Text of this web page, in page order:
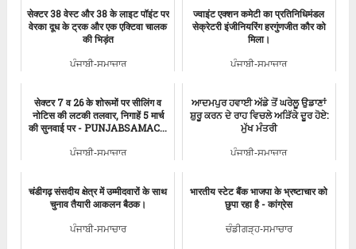
सेक्टर 38 वेस्ट और 38 के लाइट पॉइंट पर
वेरका दूध के ट्रक और एक एक्टिवा चालक
की भिड़ंत
ਪੰਜਾਬੀ-ਸਮਾਚਾਰ
ज्वाइंट एक्शन कमेटी का प्रतिनिधिमंडल
सेक्रेटरी इंजीनियरिंग हरगुंणजीत कौर को
मिला।
ਪੰਜਾਬੀ-ਸਮਾਚਾਰ
सेक्टर 7 व 26 के शोरूमों पर सीलिंग व
नोटिस की लटकी तलवार, निगाहें 5 मार्च
की सुनवाई पर - PUNJABSAMAC...
ਪੰਜਾਬੀ-ਸਮਾਚਾਰ
ਆਦਮਪੁਰ ਹਵਾਈ ਅੱਡੇ ਤੋਂ ਘਰੇਲੂ ਉਡਾਣਾਂ
ਸ਼ੁਰੂ ਕਰਨ ਦੇ ਰਾਹ ਵਿਚਲੇ ਅੜਿੱਕੇ ਦੂਰ ਹੋਏ:
ਮੁੱਖ ਮੰਤਰੀ
ਪੰਜਾਬੀ-ਸਮਾਚਾਰ
चंडीगढ़ संसदीय क्षेत्र में उम्मीदवारों के साथ
चुनाव तैयारी आकलन बैठक।
ਪੰਜਾਬੀ-ਸਮਾਚਾਰ
भारतीय स्टेट बैंक भाजपा के भ्रष्टाचार को
छुपा रहा है - कांग्रेस
ਚੰਡੀਗੜ੍ਹ-ਸਮਾਚਾਰ